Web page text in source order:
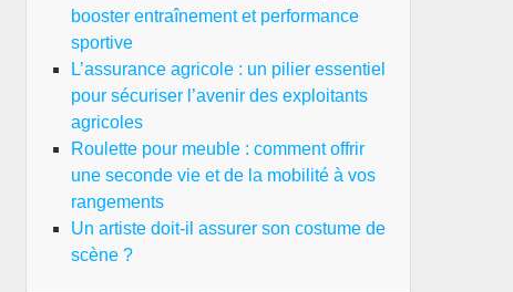
booster entraînement et performance
sportive
L’assurance agricole : un pilier essentiel
pour sécuriser l’avenir des exploitants
agricoles
Roulette pour meuble : comment offrir
une seconde vie et de la mobilité à vos
rangements
Un artiste doit-il assurer son costume de
scène ?